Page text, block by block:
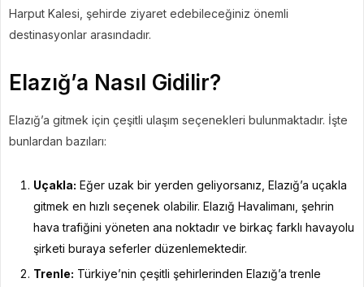
Harput Kalesi, şehirde ziyaret edebileceğiniz önemli
destinasyonlar arasındadır.
Elazığ’a Nasıl Gidilir?
Elazığ’a gitmek için çeşitli ulaşım seçenekleri bulunmaktadır. İşte
bunlardan bazıları:
Uçakla: Eğer uzak bir yerden geliyorsanız, Elazığ’a uçakla
gitmek en hızlı seçenek olabilir. Elazığ Havalimanı, şehrin
hava trafiğini yöneten ana noktadır ve birkaç farklı havayolu
şirketi buraya seferler düzenlemektedir.
Trenle: Türkiye’nin çeşitli şehirlerinden Elazığ’a trenle